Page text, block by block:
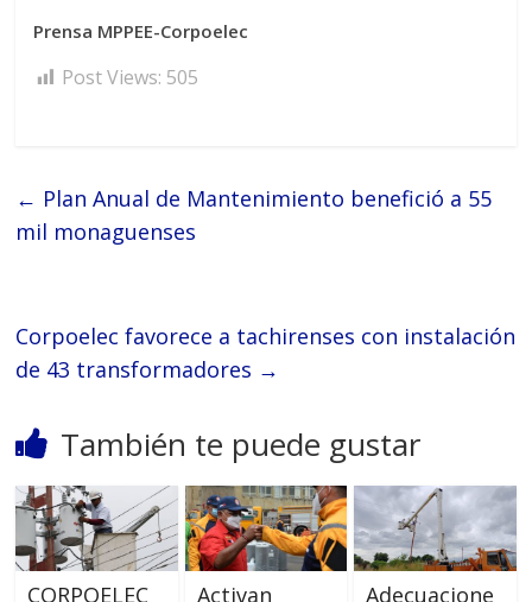
Prensa MPPEE-Corpoelec
Post Views: 505
← Plan Anual de Mantenimiento benefició a 55
mil monaguenses
Corpoelec favorece a tachirenses con instalación
de 43 transformadores →
También te puede gustar
CORPOELEC
Activan
Adecuacione